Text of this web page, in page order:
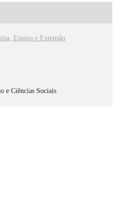
Ensino e Extensão
e Ciências Sociais